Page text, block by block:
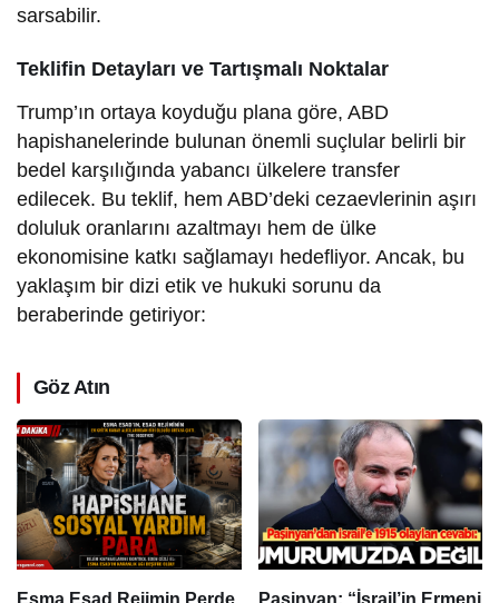
sarsabilir.
Teklifin Detayları ve Tartışmalı Noktalar
Trump’ın ortaya koyduğu plana göre, ABD
hapishanelerinde bulunan önemli suçlular belirli bir
bedel karşılığında yabancı ülkelere transfer
edilecek. Bu teklif, hem ABD’deki cezaevlerinin aşırı
doluluk oranlarını azaltmayı hem de ülke
ekonomisine katkı sağlamayı hedefliyor. Ancak, bu
yaklaşım bir dizi etik ve hukuki sorunu da
beraberinde getiriyor:
Göz Atın
Esma Esad Rejimin Perde
Paşinyan: “İsrail’in Ermeni